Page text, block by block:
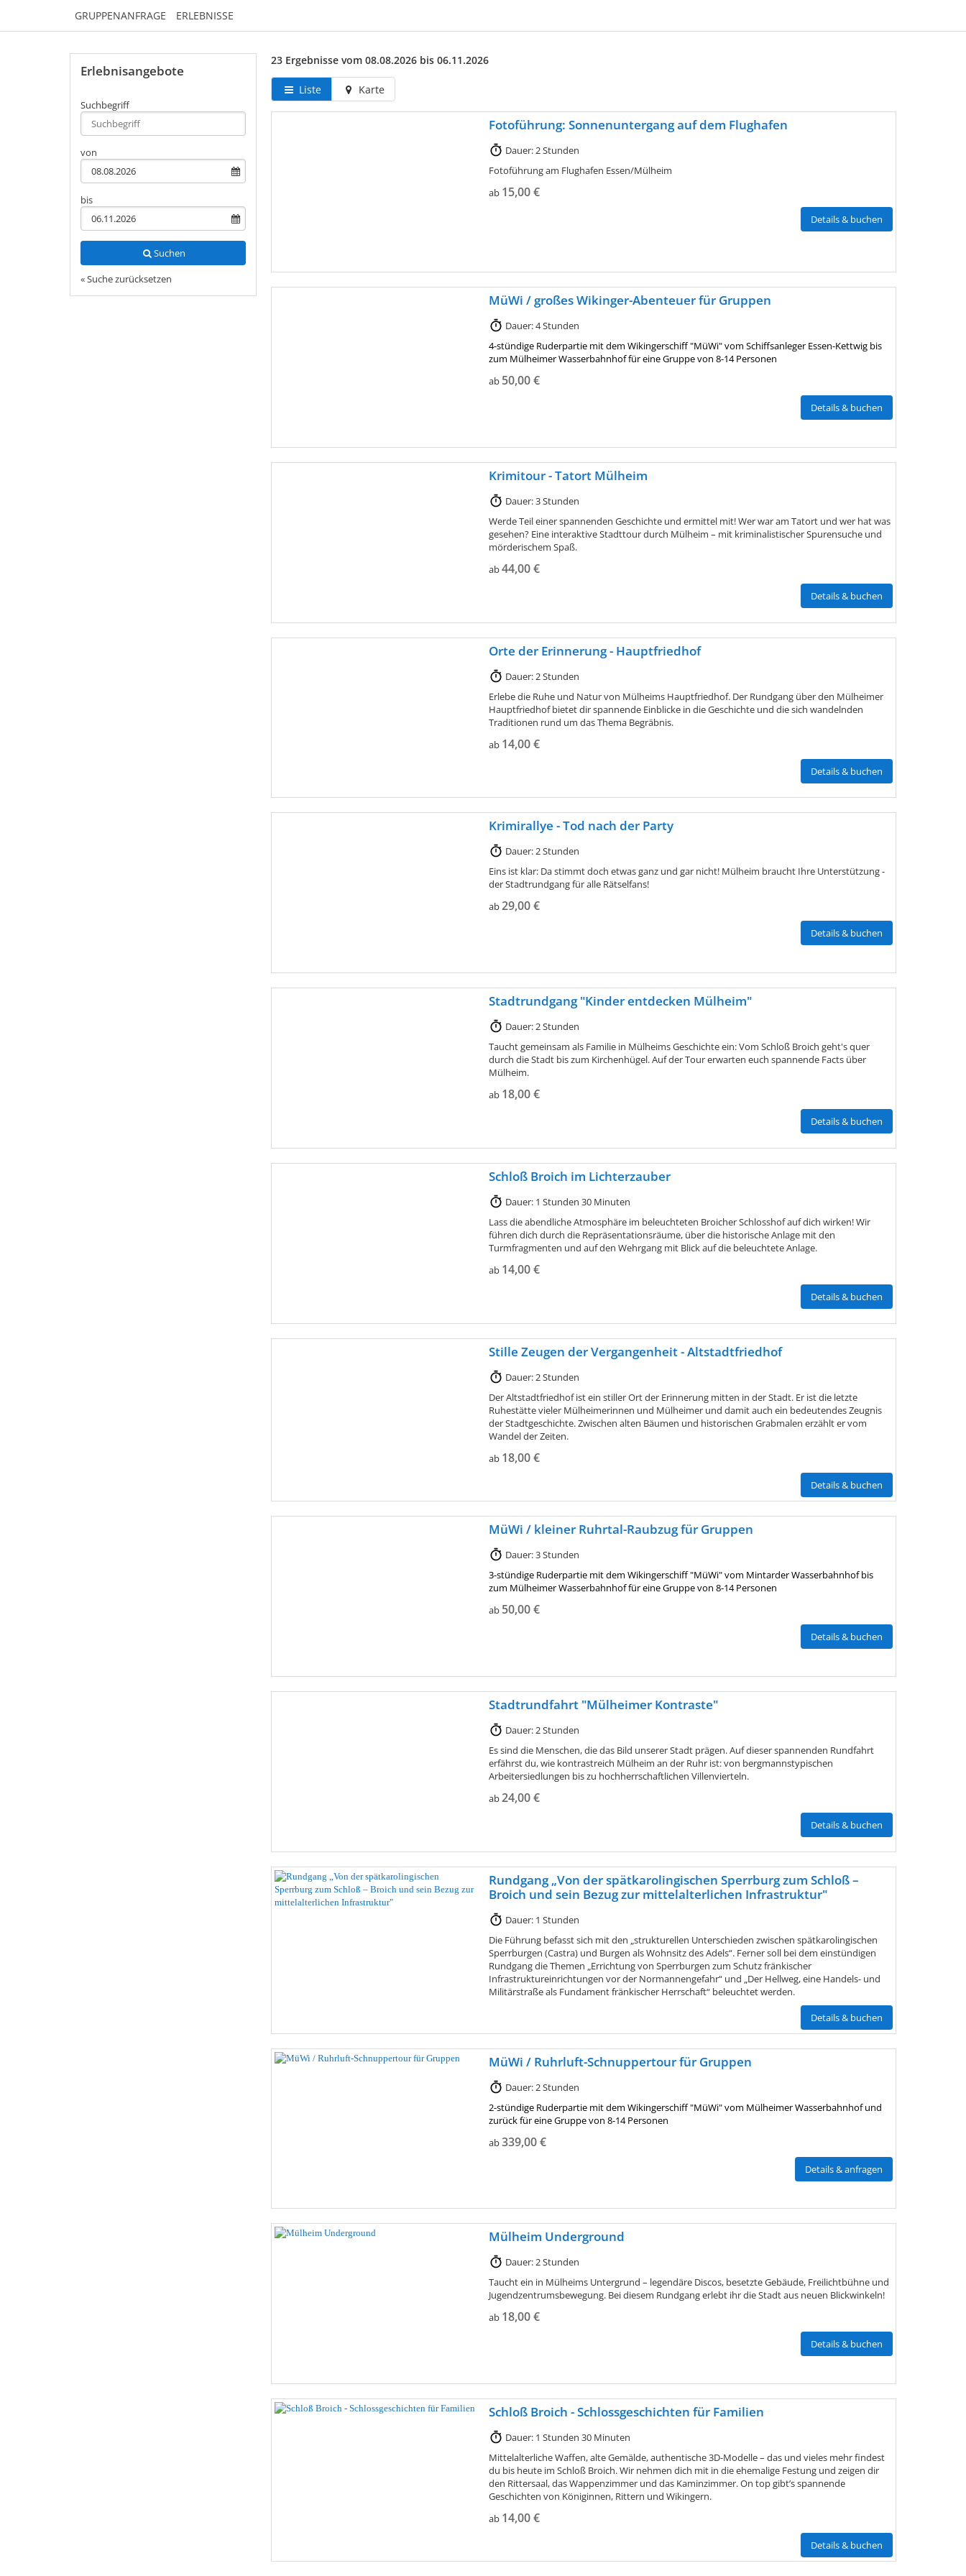
GRUPPENANFRAGE ERLEBNISSE
23 Ergebnisse vom 08.08.2026 bis 06.11.2026
Liste Karte
Fotoführung: Sonnenuntergang auf dem Flughafen
Dauer: 2 Stunden
Fotoführung am Flughafen Essen/Mülheim
ab 15,00 €
Details & buchen
MüWi / großes Wikinger-Abenteuer für Gruppen
Dauer: 4 Stunden
4-stündige Ruderpartie mit dem Wikingerschiff "MüWi" vom Schiffsanleger Essen-Kettwig bis
zum Mülheimer Wasserbahnhof für eine Gruppe von 8-14 Personen
ab 50,00 €
Details & buchen
Krimitour - Tatort Mülheim
Dauer: 3 Stunden
Werde Teil einer spannenden Geschichte und ermittel mit! Wer war am Tatort und wer hat was
gesehen? Eine interaktive Stadttour durch Mülheim – mit kriminalistischer Spurensuche und
mörderischem Spaß.
ab44,00 €
Details & buchen
Orte der Erinnerung - Hauptfriedhof
Dauer: 2 Stunden
Erlebe die Ruhe und Natur von Mülheims Hauptfriedhof. Der Rundgang über den Mülheimer
Hauptfriedhof bietet dir spannende Einblicke in die Geschichte und die sich wandelnden
Traditionen rund um das Thema Begräbnis.
ab 14,00 €
Details & buchen
Krimirallye - Tod nach der Party
Dauer: 2 Stunden
Eins ist klar: Da stimmt doch etwas ganz und gar nicht! Mülheim braucht Ihre Unterstützung -
der Stadtrundgang für alle Rätselfans!
ab29,00 €
Details & buchen
Stadtrundgang "Kinder entdecken Mülheim"
Dauer: 2 Stunden
Taucht gemeinsam als Familie in Mülheims Geschichte ein: Vom Schloß Broich geht's quer
durch die Stadt bis zum Kirchenhügel. Auf der Tour erwarten euch spannende Facts über
Mülheim.
ab 18,00 €
Details & buchen
Schloß Broich im Lichterzauber
Dauer: 1 Stunden 30 Minuten
Lass die abendliche Atmosphäre im beleuchteten Broicher Schlosshof auf dich wirken! Wir
führen dich durch die Repräsentationsräume, über die historische Anlage mit den
Turmfragmenten und auf den Wehrgang mit Blick auf die beleuchtete Anlage.
ab 14,00 €
Details & buchen
Stille Zeugen der Vergangenheit - Altstadtfriedhof
Dauer: 2 Stunden
Der Altstadtfriedhof ist ein stiller Ort der Erinnerung mitten in der Stadt. Er ist die letzte
Ruhestätte vieler Mülheimerinnen und Mülheimer und damit auch ein bedeutendes Zeugnis
der Stadtgeschichte. Zwischen alten Bäumen und historischen Grabmalen erzählt er vom
Wandel der Zeiten.
ab 18,00 €
Details & buchen
MüWi / kleiner Ruhrtal-Raubzug für Gruppen
Dauer: 3 Stunden
3-stündige Ruderpartie mit dem Wikingerschiff "MüWi" vom Mintarder Wasserbahnhof bis
zum Mülheimer Wasserbahnhof für eine Gruppe von 8-14 Personen
ab 50,00 €
Details & buchen
Stadtrundfahrt "Mülheimer Kontraste"
Dauer: 2 Stunden
Es sind die Menschen, die das Bild unserer Stadt prägen. Auf dieser spannenden Rundfahrt
erfährst du, wie kontrastreich Mülheim an der Ruhr ist: von bergmannstypischen
Arbeitersiedlungen bis zu hochherrschaftlichen Villenvierteln.
ab24,00 €
Details & buchen
Rundgang „Von der spätkarolingischen Sperrburg zum Schloß –
Broich und sein Bezug zur mittelalterlichen Infrastruktur"
Dauer: 1 Stunden
Die Führung befasst sich mit den „strukturellen Unterschieden zwischen spätkarolingischen
Sperrburgen (Castra) und Burgen als Wohnsitz des Adels“. Ferner soll bei dem einstündigen
Rundgang die Themen „Errichtung von Sperrburgen zum Schutz fränkischer
Infrastruktureinrichtungen vor der Normannengefahr“ und „Der Hellweg, eine Handels- und
Militärstraße als Fundament fränkischer Herrschaft“ beleuchtet werden.
Details & buchen
MüWi / Ruhrluft-Schnuppertour für Gruppen
Dauer: 2 Stunden
2-stündige Ruderpartie mit dem Wikingerschiff "MüWi" vom Mülheimer Wasserbahnhof und
zurück für eine Gruppe von 8-14 Personen
ab339,00 €
Details & anfragen
Mülheim Underground
Dauer: 2 Stunden
Taucht ein in Mülheims Untergrund – legendäre Discos, besetzte Gebäude, Freilichtbühne und
Jugendzentrumsbewegung. Bei diesem Rundgang erlebt ihr die Stadt aus neuen Blickwinkeln!
ab 18,00 €
Details & buchen
Schloß Broich - Schlossgeschichten für Familien
Dauer: 1 Stunden 30 Minuten
Mittelalterliche Waffen, alte Gemälde, authentische 3D-Modelle – das und vieles mehr findest
du bis heute im Schloß Broich. Wir nehmen dich mit in die ehemalige Festung und zeigen dir
den Rittersaal, das Wappenzimmer und das Kaminzimmer. On top gibt’s spannende
Geschichten von Königinnen, Rittern und Wikingern.
ab 14,00 €
Details & buchen
Erlebnisangebote
Suchbegriff
von
bis
Suchen
« Suche zurücksetzen